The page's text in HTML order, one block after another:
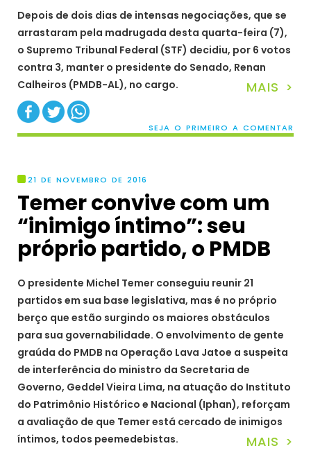
Depois de dois dias de intensas negociações, que se
arrastaram pela madrugada desta quarta-feira (7),
o Supremo Tribunal Federal (STF) decidiu, por 6 votos
contra 3, manter o presidente do Senado, Renan
Calheiros (PMDB-AL), no cargo.
MAIS >
SEJA O PRIMEIRO A COMENTAR
21 DE NOVEMBRO DE 2016
Temer convive com um
“inimigo íntimo”: seu
próprio partido, o PMDB
O presidente Michel Temer conseguiu reunir 21
partidos em sua base legislativa, mas é no próprio
berço que estão surgindo os maiores obstáculos
para sua governabilidade. O envolvimento de gente
graúda do PMDB na Operação Lava Jatoe a suspeita
de interferência do ministro da Secretaria de
Governo, Geddel Vieira Lima, na atuação do Instituto
do Patrimônio Histórico e Nacional (Iphan), reforçam
a avaliação de que Temer está cercado de inimigos
íntimos, todos peemedebistas.
MAIS >